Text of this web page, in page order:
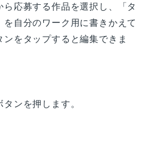
ら応募する作品を選択し、「タ
自分のワーク用に書きかえて
ンをタップすると編集できま
ンを押します。